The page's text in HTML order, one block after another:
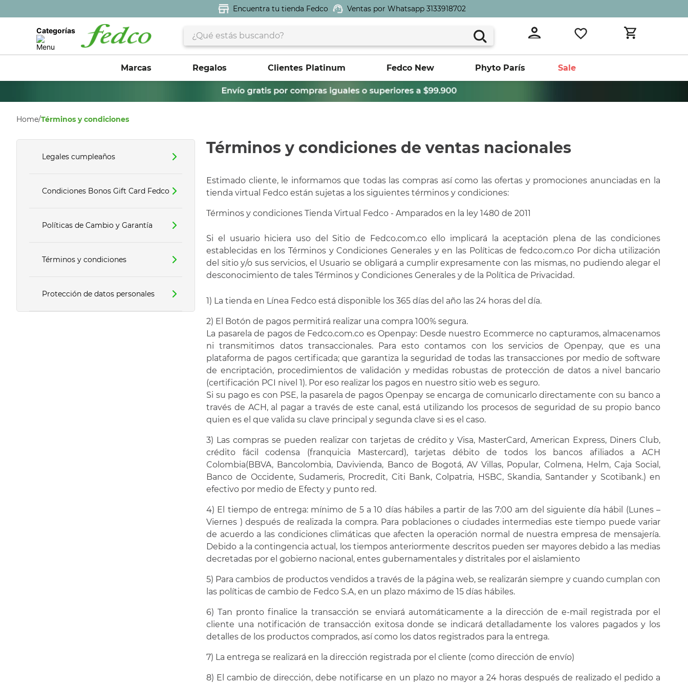
Encuentra tu tienda Fedco Ventas por Whatsapp 3133918702
Categorías ¿Qué estás buscando?
Marcas Regalos Clientes Platinum Fedco New Phyto París Sale
Home/Términos y condiciones
Legales cumpleaños
Condiciones Bonos Gift Card Fedco
Políticas de Cambio y Garantía
Términos y condiciones
Protección de datos personales
Términos y condiciones de ventas nacionales
Estimado cliente, le informamos que todas las compras así como las ofertas y promociones anunciadas en la
tienda virtual Fedco están sujetas a los siguientes términos y condiciones:
Términos y condiciones Tienda Virtual Fedco - Amparados en la ley 1480 de 2011
Si el usuario hiciera uso del Sitio de Fedco.com.co ello implicará la aceptación plena de las condiciones
establecidas en los Términos y Condiciones Generales y en las Políticas de fedco.com.co Por dicha utilización
del sitio y/o sus servicios, el Usuario se obligará a cumplir expresamente con las mismas, no pudiendo alegar el
desconocimiento de tales Términos y Condiciones Generales y de la Política de Privacidad.
1) La tienda en Línea Fedco está disponible los 365 días del año las 24 horas del día.
2) El Botón de pagos permitirá realizar una compra 100% segura.
La pasarela de pagos de Fedco.com.co es Openpay: Desde nuestro Ecommerce no capturamos, almacenamos
ni transmitimos datos transaccionales. Para esto contamos con los servicios de Openpay, que es una
plataforma de pagos certificada; que garantiza la seguridad de todas las transacciones por medio de software
de encriptación, procedimientos de validación y medidas robustas de protección de datos a nivel bancario
(certificación PCI nivel 1). Por eso realizar los pagos en nuestro sitio web es seguro.
Si su pago es con PSE, la pasarela de pagos Openpay se encarga de comunicarlo directamente con su banco a
través de ACH, al pagar a través de este canal, está utilizando los procesos de seguridad de su propio banco
quien es el que valida su clave principal y segunda clave si es el caso.
3) Las compras se pueden realizar con tarjetas de crédito y Visa, MasterCard, American Express, Diners Club,
crédito fácil codensa (franquicia Mastercard), tarjetas débito de todos los bancos afiliados a ACH
Colombia(BBVA, Bancolombia, Davivienda, Banco de Bogotá, AV Villas, Popular, Colmena, Helm, Caja Social,
Banco de Occidente, Sudameris, Procredit, Citi Bank, Colpatria, HSBC, Skandia, Santander y Scotibank.) en
efectivo por medio de Efecty y punto red.
4) El tiempo de entrega: mínimo de 5 a 10 días hábiles a partir de las 7:00 am del siguiente día hábil (Lunes –
Viernes ) después de realizada la compra. Para poblaciones o ciudades intermedias este tiempo puede variar
de acuerdo a las condiciones climáticas que afecten la operación normal de nuestra empresa de mensajería.
Debido a la contingencia actual, los tiempos anteriormente descritos pueden ser mayores debido a las medias
decretadas por el gobierno nacional, entes gubernamentales y distritales por el aislamiento
5) Para cambios de productos vendidos a través de la página web, se realizarán siempre y cuando cumplan con
las políticas de cambio de Fedco S.A, en un plazo máximo de 15 días hábiles.
6) Tan pronto finalice la transacción se enviará automáticamente a la dirección de e-mail registrada por el
cliente una notificación de transacción exitosa donde se indicará detalladamente los valores pagados y los
detalles de los productos comprados, así como los datos registrados para la entrega.
7) La entrega se realizará en la dirección registrada por el cliente (como dirección de envío)
8) El cambio de dirección, debe notificarse en un plazo no mayor a 24 horas después de realizado el pedido a